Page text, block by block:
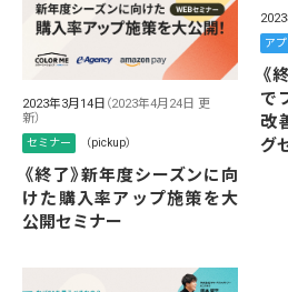
2023年3月14日 （2023年4月24日 更
新）
セミナー （pickup）
《終了》新年度シーズンに向
けた購入率アップ施策を大
公開セミナー
ア
《
で
改
グ